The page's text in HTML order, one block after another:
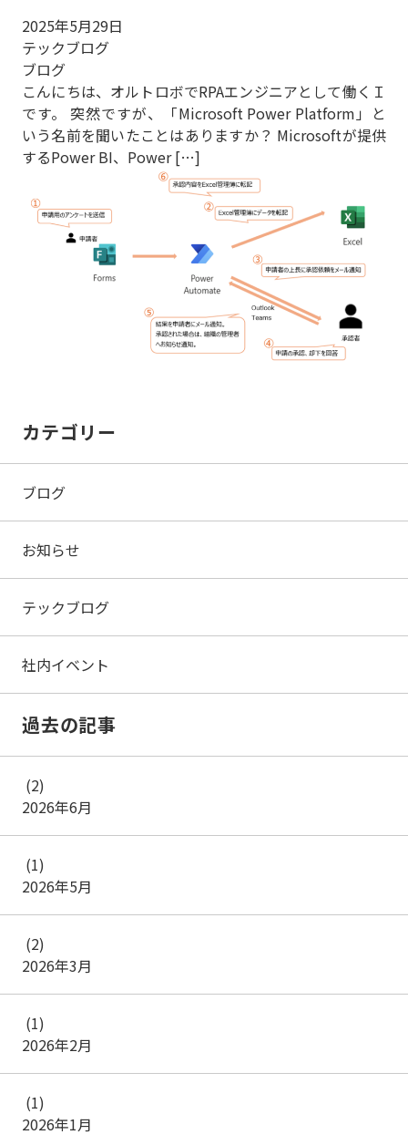
2025年5月29日
テックブログ
ブログ
こんにちは、オルトロボでRPAエンジニアとして働くＩ
です。 突然ですが、「Microsoft Power Platform」と
いう名前を聞いたことはありますか？ Microsoftが提供
するPower BI、Power […]
カテゴリー
ブログ
お知らせ
テックブログ
社内イベント
過去の記事
2026年6月
(2)
2026年5月
(1)
2026年3月
(2)
2026年2月
(1)
2026年1月
(1)